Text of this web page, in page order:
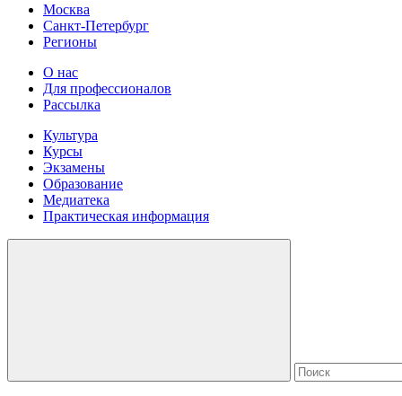
Москва
Санкт-Петербург
Регионы
О нас
Для профессионалов
Рассылка
Культура
Курсы
Экзамены
Образование
Медиатека
Практическая информация